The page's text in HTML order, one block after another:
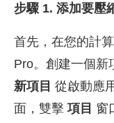
步驟 1. 添加要壓
首先，在您的計
Pro。創建一個新
新項目 從啟動應
面，雙擊 項目 窗